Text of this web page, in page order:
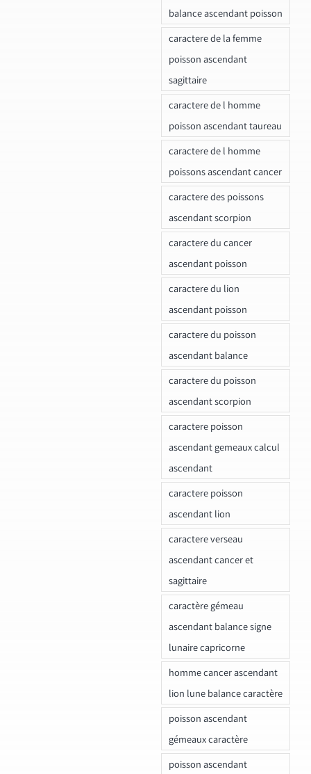
balance ascendant poisson
caractere de la femme
poisson ascendant
sagittaire
caractere de l homme
poisson ascendant taureau
caractere de l homme
poissons ascendant cancer
caractere des poissons
ascendant scorpion
caractere du cancer
ascendant poisson
caractere du lion
ascendant poisson
caractere du poisson
ascendant balance
caractere du poisson
ascendant scorpion
caractere poisson
ascendant gemeaux calcul
ascendant
caractere poisson
ascendant lion
caractere verseau
ascendant cancer et
sagittaire
caractère gémeau
ascendant balance signe
lunaire capricorne
homme cancer ascendant
lion lune balance caractère
poisson ascendant
gémeaux caractère
poisson ascendant